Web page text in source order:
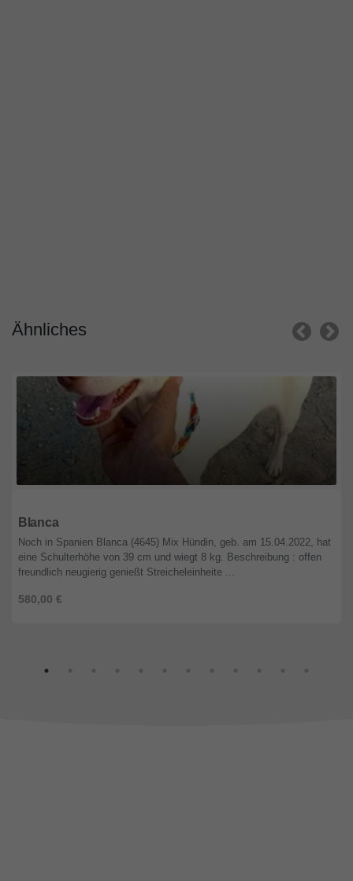
Ähnliches
Blanca
580,00 €
Noch in Spanien Blanca (4645) Mix Hündin, geb. am 15.04.2022, hat
eine Schulterhöhe von 39 cm und wiegt 8 kg. Beschreibung : offen
freundlich neugierig genießt Streicheleinheite ...